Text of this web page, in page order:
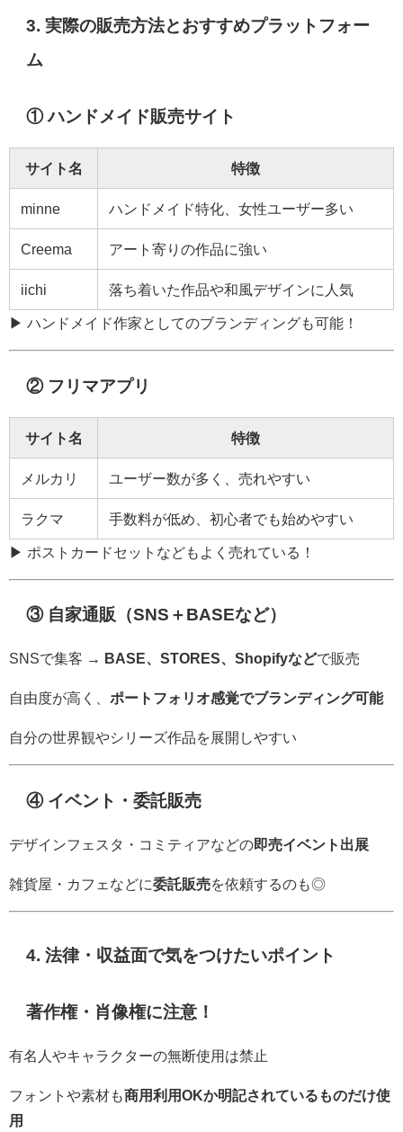
3. 実際の販売方法とおすすめプラットフォー
ム
① ハンドメイド販売サイト
サイト名 特徴
minne ハンドメイド特化、女性ユーザー多い
Creema アート寄りの作品に強い
iichi 落ち着いた作品や和風デザインに人気
▶ ハンドメイド作家としてのブランディングも可能！
② フリマアプリ
サイト名 特徴
メルカリ ユーザー数が多く、売れやすい
ラクマ 手数料が低め、初心者でも始めやすい
▶ ポストカードセットなどもよく売れている！
③ 自家通販（SNS＋BASEなど）
SNSで集客 → BASE、STORES、Shopifyなどで販売
自由度が高く、 ポートフォリオ感覚でブランディング可能
自分の世界観やシリーズ作品を展開しやすい
④ イベント・委託販売
デザインフェスタ・コミティアなどの即売イベント出展
雑貨屋・カフェなどに委託販売を依頼するのも◎
4. 法律・収益面で気をつけたいポイント
著作権・肖像権に注意！
有名人やキャラクターの無断使用は禁止
フォントや素材も商用利用OKか明記されているものだけ使
用